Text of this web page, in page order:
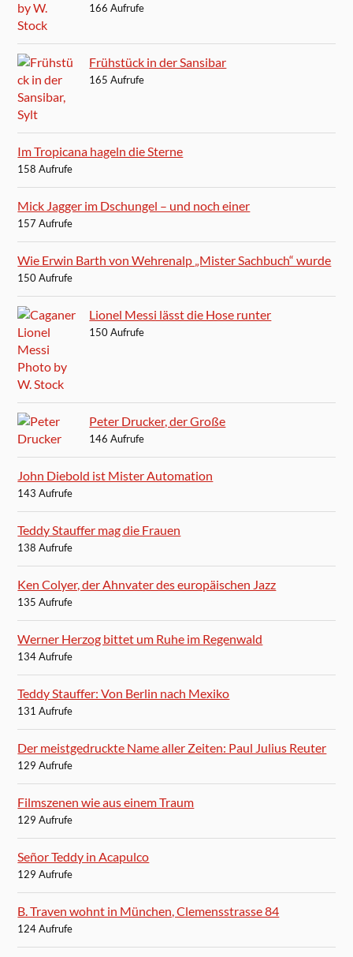
166 Aufrufe
Frühstück in der Sansibar
165 Aufrufe
Im Tropicana hageln die Sterne
158 Aufrufe
Mick Jagger im Dschungel – und noch einer
157 Aufrufe
Wie Erwin Barth von Wehrenalp „Mister Sachbuch“ wurde
150 Aufrufe
Lionel Messi lässt die Hose runter
150 Aufrufe
Peter Drucker, der Große
146 Aufrufe
John Diebold ist Mister Automation
143 Aufrufe
Teddy Stauffer mag die Frauen
138 Aufrufe
Ken Colyer, der Ahnvater des europäischen Jazz
135 Aufrufe
Werner Herzog bittet um Ruhe im Regenwald
134 Aufrufe
Teddy Stauffer: Von Berlin nach Mexiko
131 Aufrufe
Der meistgedruckte Name aller Zeiten: Paul Julius Reuter
129 Aufrufe
Filmszenen wie aus einem Traum
129 Aufrufe
Señor Teddy in Acapulco
129 Aufrufe
B. Traven wohnt in München, Clemensstrasse 84
124 Aufrufe